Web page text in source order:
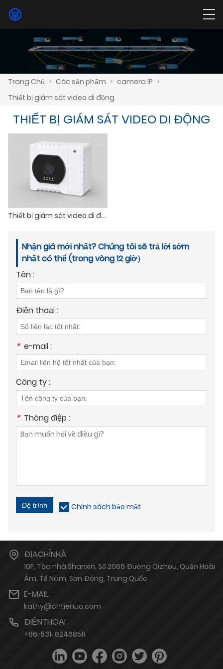
Trang Chủ > Các sản phẩm > camera IP >
Thiết bị giám sát video di động
THIẾT BỊ GIÁM SÁT VIDEO DI ĐỘNG
Thiết bị giám sát video di động dành cho huấn luyện viên đường sắt & EMU (Kết thúc huấn luyện viên)
Nhận giá mới nhất? Chúng tôi sẽ trả lời sớm
nhất có thể (trong vòng 12 giờ）
Tên :
Điện thoại :
* e-mail :
Công ty :
* Thông điệp :
Đệ trình Chính sách bảo mật
ĐỊACHỈNHÀ
10F, Tòa nhà Shanxin, Số 2066 Đường Qizhou, Quận Hoài
Âm, Tế Nam, Sơn Đông, Trung Quốc
E-MAIL
kathy@chtienuo.com
ĐIỆNTHOẠI
+86-531-82468511